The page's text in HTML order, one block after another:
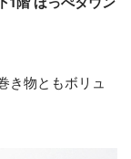
き物ともボリュ